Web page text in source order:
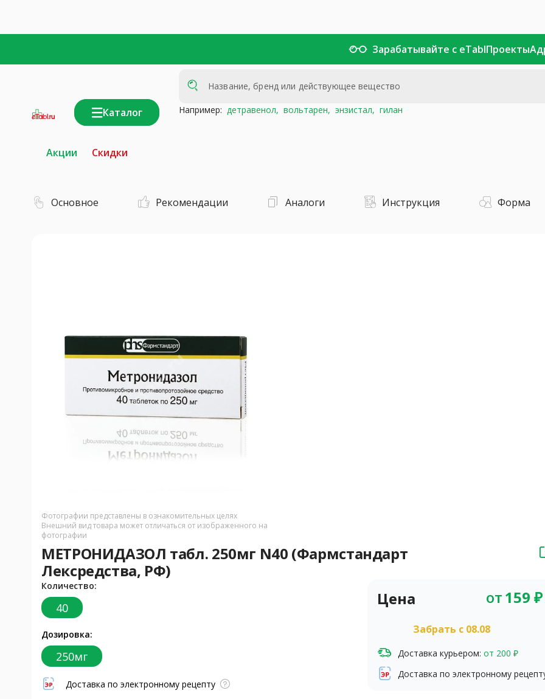
Зарабатывайте с eTablПроекты
Каталог Например: детравенол, вольтарен, энзистал, гилан
Акции Скидки
Основное Рекомендации Аналоги Инструкция Форма
Фотографии представлены в ознакомительных целях
Внешний вид товара может отличаться от изображенного на
фотографии
МЕТРОНИДАЗОЛ табл. 250мг N40 (Фармстандарт
Лексредства, РФ)
Количество:
40
Дозировка:
250мг
Доставка по электронному рецепту
Цена от159 ₽
Забрать c 08.08
Доставка курьером: от 200 ₽
Доставка по электронному